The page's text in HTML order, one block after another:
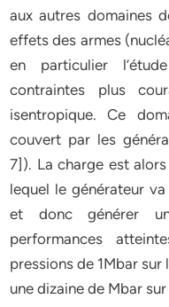
aux autres domaines
effets des armes
en particulier
contraintes plus
isentropique. Ce
couvert par les
7]). La charge est
lequel le générateur
et donc générer
performances
pressions de 1Mbar
une dizaine de Mbar